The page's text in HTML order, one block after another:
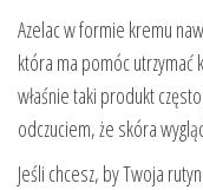
Azelac w formie kremu
która ma pomóc
właśnie taki produkt
odczuciem, że skóra
Jeśli chcesz, by Twoja